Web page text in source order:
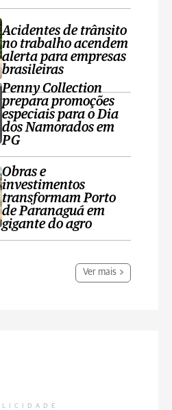
Acidentes de trânsito
no trabalho acendem
alerta para empresas
brasileiras
Penny Collection
prepara promoções
especiais para o Dia
dos Namorados em
PG
Obras e
investimentos
transformam Porto
de Paranaguá em
gigante do agro
Ver mais